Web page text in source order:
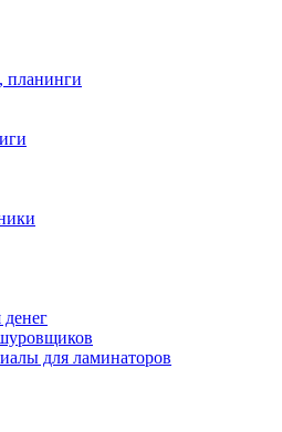
планинги
для ламинаторов